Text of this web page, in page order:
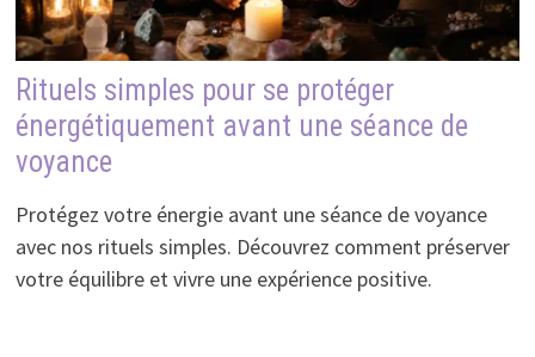
Rituels simples pour se protéger
énergétiquement avant une séance de
voyance
Protégez votre énergie avant une séance de voyance
avec nos rituels simples. Découvrez comment préserver
votre équilibre et vivre une expérience positive.